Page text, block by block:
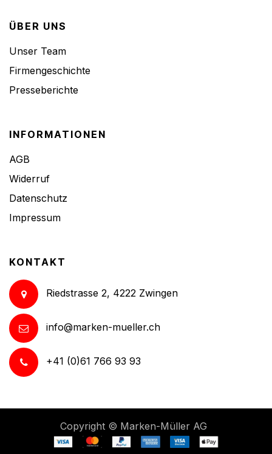
ÜBER UNS
Unser Team
Firmengeschichte
Presseberichte
INFORMATIONEN
AGB
Widerruf
Datenschutz
Impressum
KONTAKT
Riedstrasse 2, 4222 Zwingen
info@marken-mueller.ch
+41 (0)61 766 93 93
Copyright © Marken-Müller AG